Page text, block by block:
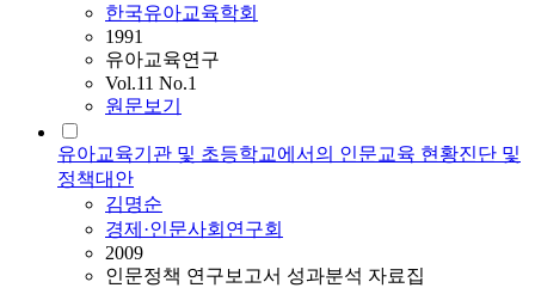
한국유아교육학회
1991
유아교육연구
Vol.11 No.1
원문보기
유아교육기관 및 초등학교에서의 인문교육 현황진단 및
정책대안
김명순
경제·인문사회연구회
2009
인문정책 연구보고서 성과분석 자료집